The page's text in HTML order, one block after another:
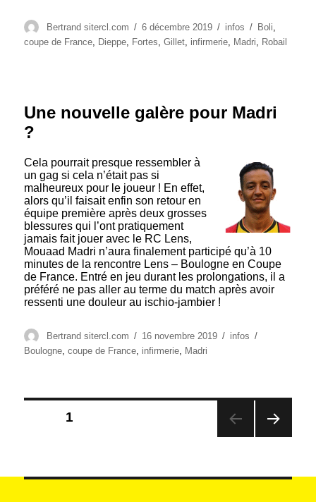
Auteur
Bertrand sitercl.com
Publié
le
6 décembre 2019 Catégories
infos Étiquettes
Boli
coupe de France, Dieppe, Fortes,Gillet, infirmerie, Madri, Robail
Une nouvelle galère pour Madri
?
Cela pourrait presque ressembler à
un gag si cela n’était pas si
malheureux pour le joueur ! En effet,
alors qu’il faisait enfin son retour en
équipe première après deux grosses
blessures qui l’ont pratiquement
jamais fait jouer avec le RC Lens,
Mouaad Madri n’aura finalement participé qu’à 10
minutes de la rencontre Lens – Boulogne en Coupe
de France. Entré en jeu durant les prolongations, il a
préféré ne pas aller au terme du match après avoir
ressenti une douleur au ischio-jambier !
Auteur
Bertrand sitercl.com
Publié
le
16 novembre 2019 Catégories
infos
Boulogne ,coupe de France infirmerie Madri
Pagination
1
ANT